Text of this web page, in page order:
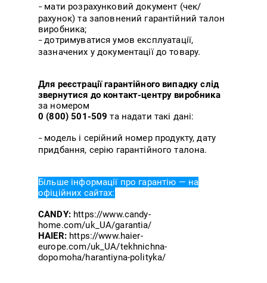
– мати розрахунковий документ (чек/
рахунок) та заповнений гарантійний талон
виробника;
–дотримуватися умов експлуатації,
зазначених у документації до товару.
Для реєстрації гарантійного випадку слід
звернутися до контакт-центру виробника
за номером
0 (800) 501-509 та надати такі дані:
– модель і серійний номер продукту, дату
придбання, серію гарантійного талона.
Більше інформації про гарантію — на
офіційних сайтах:
CANDY:https://www.candy-
home.com/uk_UA/garantia/
HAIER:https://www.haier-
europe.com/uk_UA/tekhnichna-
dopomoha/harantiyna-polityka/